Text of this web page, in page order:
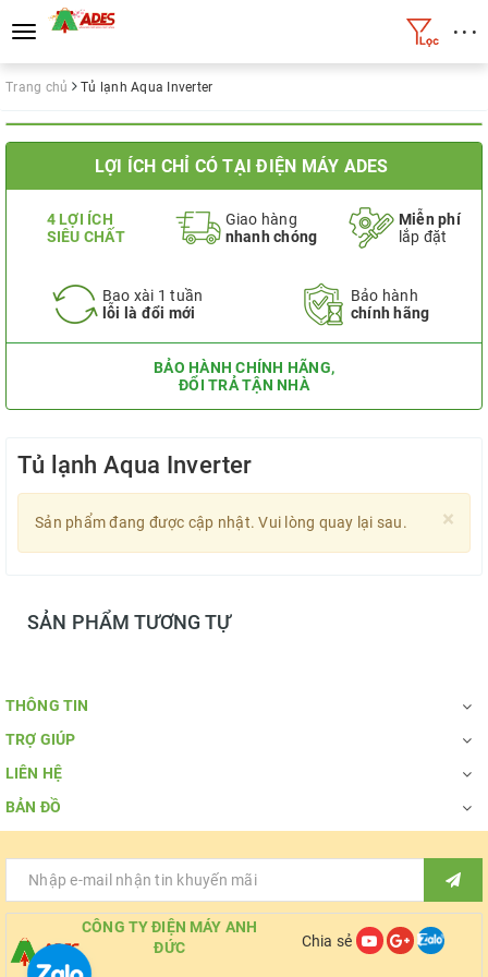
Toggle
navigation
• • •
Trang chủ Tủ lạnh Aqua Inverter
LỢI ÍCH CHỈ CÓ TẠI ĐIỆN MÁY ADES
4 LỢI ÍCH
SIÊU CHẤT
Giao hàng
nhanh chóng
Miễn phí
lắp đặt
Bao xài 1 tuần
lỗi là đổi mới
Bảo hành
chính hãng
BẢO HÀNH CHÍNH HÃNG,
ĐỔI TRẢ TẬN NHÀ
Tủ lạnh Aqua Inverter
×
Sản phẩm đang được cập nhật. Vui lòng quay lại sau.
SẢN PHẨM TƯƠNG TỰ
THÔNG TIN
TRỢ GIÚP
LIÊN HỆ
BẢN ĐỒ
CÔNG TY ĐIỆN MÁY ANH
ĐỨC
Chia sẻ